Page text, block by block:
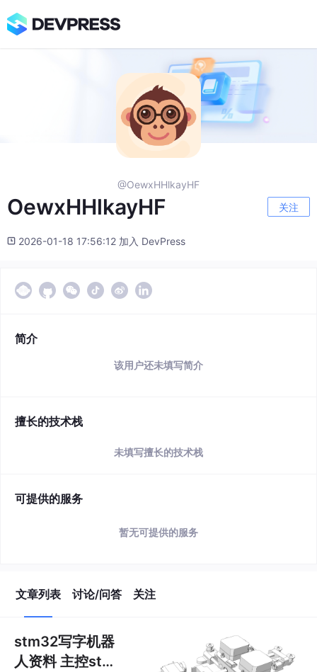
@OewxHHlkayHF
OewxHHlkayHF 关注
2026-01-18 17:56:12 加入 DevPress
简介
该用户还未填写简介
擅长的技术栈
未填写擅长的技术栈
可提供的服务
暂无可提供的服务
文章列表 讨论/问答 关注
stm32写字机器
人资料 主控stm